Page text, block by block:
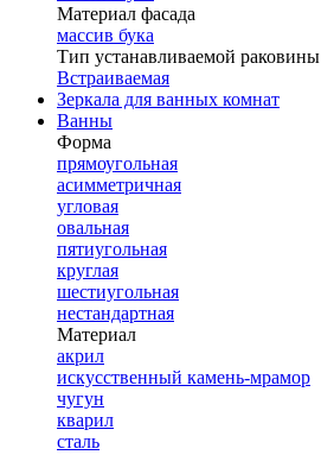
Материал фасада
массив бука
Тип устанавливаемой раковины
Встраиваемая
Зеркала для ванных комнат
Ванны
Форма
прямоугольная
асимметричная
угловая
овальная
пятиугольная
круглая
шестиугольная
нестандартная
Материал
акрил
искусственный камень-мрамор
чугун
кварил
сталь